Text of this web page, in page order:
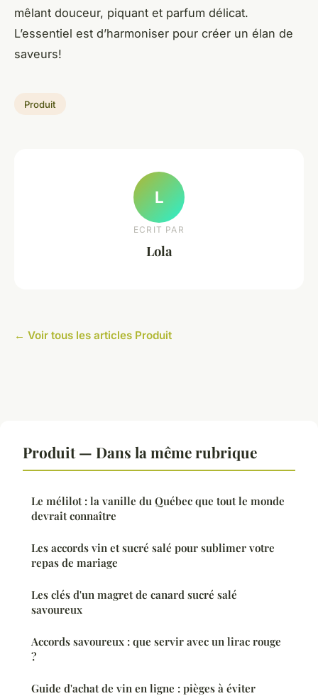
mêlant douceur, piquant et parfum délicat.
L’essentiel est d’harmoniser pour créer un élan de
saveurs!
Produit
L
ECRIT PAR
Lola
← Voir tous les articles Produit
Produit — Dans la même rubrique
Le mélilot : la vanille du Québec que tout le monde
devrait connaître
Les accords vin et sucré salé pour sublimer votre
repas de mariage
Les clés d'un magret de canard sucré salé
savoureux
Accords savoureux : que servir avec un lirac rouge
?
Guide d'achat de vin en ligne : pièges à éviter